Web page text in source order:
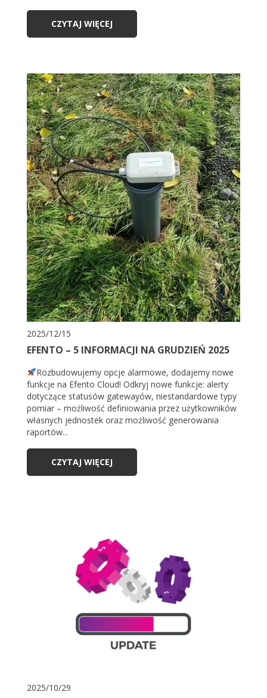
CZYTAJ WIĘCEJ
2025/12/15
EFENTO – 5 INFORMACJI NA GRUDZIEŃ 2025
Rozbudowujemy opcje alarmowe, dodajemy nowe
funkcje na Efento Cloud! Odkryj nowe funkcje: alerty
dotyczące statusów gatewayów, niestandardowe typy
pomiar – możliwość definiowania przez użytkowników
własnych jednostek oraz możliwość generowania
raportów...
CZYTAJ WIĘCEJ
2025/10/29